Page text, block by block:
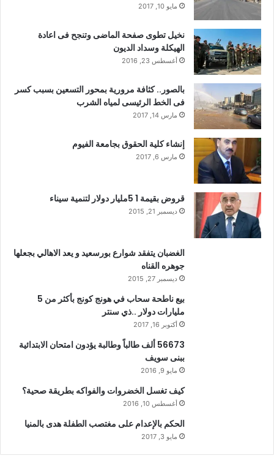
مايو 10, 2017
نخيل تطوى صفحة الماضى وتنجح فى اعادة
الهيكلة وسداد الديون
أغسطس 23, 2016
بالصور.. كثافة مرورية بمحور التسعين بسبب كسر
فى الخط الرئيسى لمياه الشرب
مارس 14, 2017
إنشاء كلية الحقوق بجامعة الفيوم
مارس 6, 2017
قروض بقيمة 1 5مليار دولار لتنمية سيناء
ديسمبر 21, 2015
الغضبان يتفقد شوارع بورسعيد و يعد الاهالي بجعلها
جوهره القناه
ديسمبر 27, 2015
بيع ناطحة سحاب في هونج كونج بأكثر من 5
مليارات دولار ..ذي سنتر
أكتوبر 16, 2017
56673 ألف طالباً وطالبة يؤدون امتحان الابتدائية
ببنى سويف
مايو 9, 2016
كيف تغسل الخضروات والفواكه بطريقة صحية؟
أغسطس 10, 2016
الحكم بالإعدام على مغتصب الطفلة هدى بالمنيا
مايو 3, 2017